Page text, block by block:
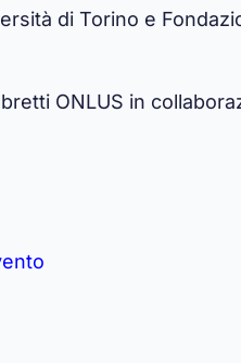
di Torino e
ONLUS in